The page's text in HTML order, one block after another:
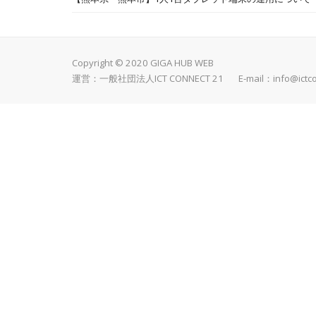
Copyright © 2020 GIGA HUB WEB
運営：一般社団法人ICT CONNECT 21 E-mail：